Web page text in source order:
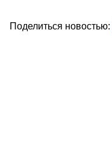
Поделиться новостью: